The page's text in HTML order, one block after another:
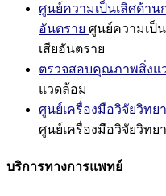
ศูนย์ความเป็นเลิศด้าน
อันตราย ศูนย์ความเป็
เสียอันตราย
ตรวจสอบคุณภาพสิ่งแ
แวดล้อม
ศูนย์เครื่องมือวิจัยวิทย
ศูนย์เครื่องมือวิจัยวิทย
บริการทางการแพทย์